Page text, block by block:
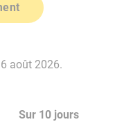
août 2026.
Sur 10 jours